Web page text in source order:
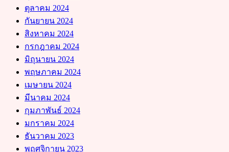
ตุลาคม 2024
กันยายน 2024
สิงหาคม 2024
กรกฎาคม 2024
มิถุนายน 2024
พฤษภาคม 2024
เมษายน 2024
มีนาคม 2024
กุมภาพันธ์ 2024
มกราคม 2024
ธันวาคม 2023
พฤศจิกายน 2023